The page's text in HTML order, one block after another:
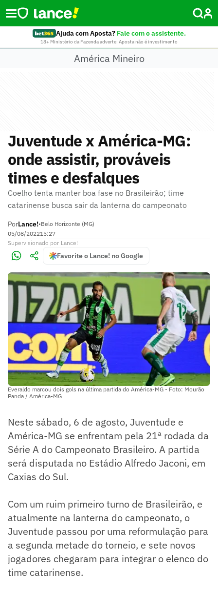
Ajuda com Aposta? Fale com o assistente.
18+ Ministério da Fazenda adverte: Aposta não é investimento
América Mineiro
Juventude x América-MG:
onde assistir, prováveis
times e desfalques
Coelho tenta manter boa fase no Brasileirão; time
catarinense busca sair da lanterna do campeonato
PorLance!•Belo Horizonte (MG)
05/08/202215:27
Supervisionado por Lance!
Favorite o Lance! no Google
Everaldo marcou dois gols na última partida do América-MG - Foto: Mourão
Panda / América-MG
Neste sábado, 6 de agosto, Juventude e
América-MG se enfrentam pela 21ª rodada da
Série A do Campeonato Brasileiro. A partida
será disputada no Estádio Alfredo Jaconi, em
Caxias do Sul.
Com um ruim primeiro turno de Brasileirão, e
atualmente na lanterna do campeonato, o
Juventude passou por uma reformulação para
a segunda metade do torneio, e sete novos
jogadores chegaram para integrar o elenco do
time catarinense.